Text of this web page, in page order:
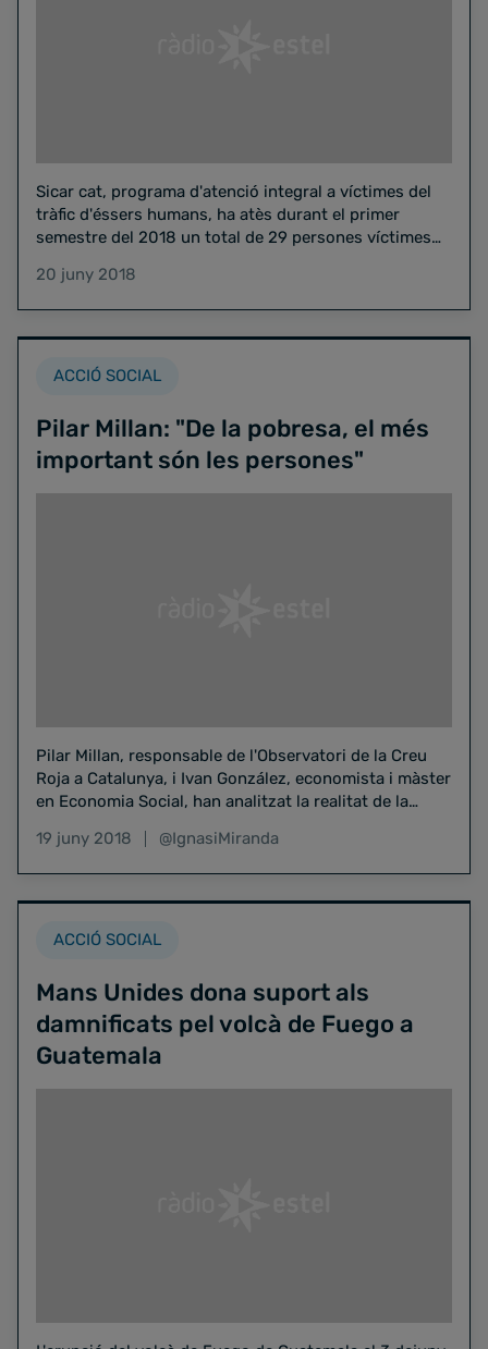
Sicar cat, programa d'atenció integral a víctimes del
tràfic d'éssers humans, ha atès durant el primer
semestre del 2018 un total de 29 persones víctimes…
20 juny 2018
ACCIÓ SOCIAL
Pilar Millan: "De la pobresa, el més
important són les persones"
Pilar Millan, responsable de l'Observatori de la Creu
Roja a Catalunya, i Ivan González, economista i màster
en Economia Social, han analitzat la realitat de la…
19 juny 2018
@IgnasiMiranda
ACCIÓ SOCIAL
Mans Unides dona suport als
damnificats pel volcà de Fuego a
Guatemala